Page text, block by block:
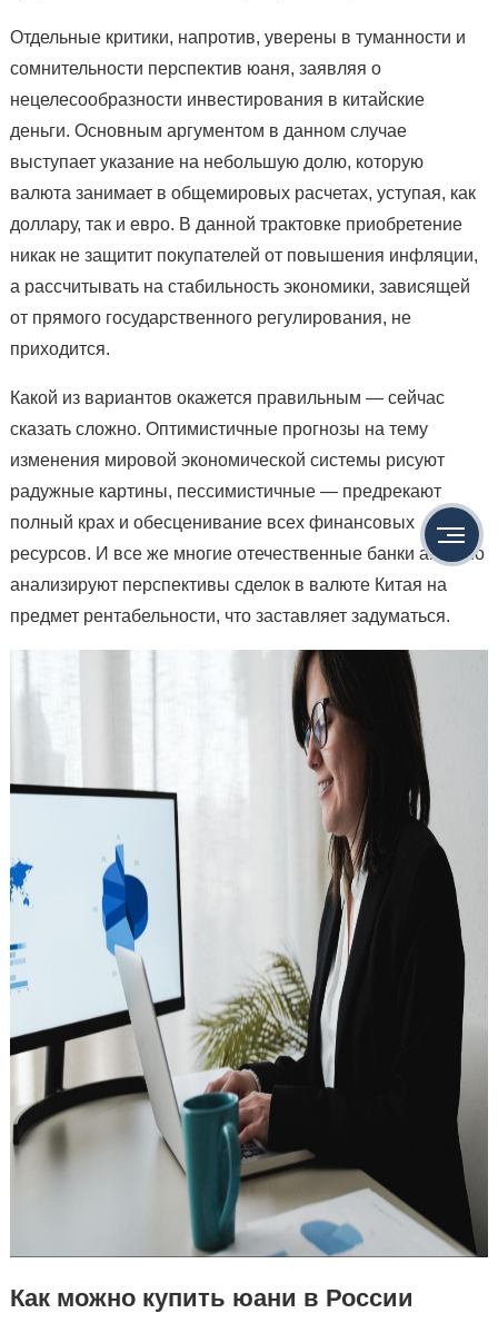
Отдельные критики, напротив, уверены в туманности и
сомнительности перспектив юаня, заявляя о
нецелесообразности инвестирования в китайские
деньги. Основным аргументом в данном случае
выступает указание на небольшую долю, которую
валюта занимает в общемировых расчетах, уступая, как
доллару, так и евро. В данной трактовке приобретение
никак не защитит покупателей от повышения инфляции,
а рассчитывать на стабильность экономики, зависящей
от прямого государственного регулирования, не
приходится.
Какой из вариантов окажется правильным — сейчас
сказать сложно. Оптимистичные прогнозы на тему
изменения мировой экономической системы рисуют
радужные картины, пессимистичные — предрекают
полный крах и обесценивание всех финансовых
ресурсов. И все же многие отечественные банки активно
анализируют перспективы сделок в валюте Китая на
предмет рентабельности, что заставляет задуматься.
Как можно купить юани в России